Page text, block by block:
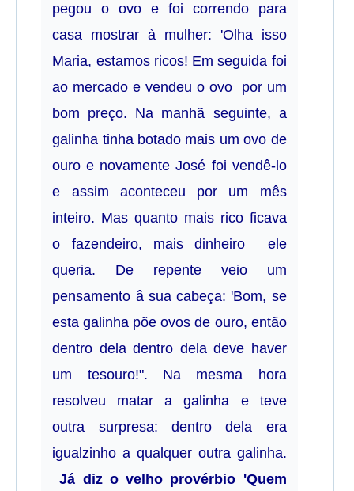
pegou o ovo e foi correndo para
casa mostrar à mulher: 'Olha isso
Maria, estamos ricos! Em seguida foi
ao mercado e vendeu o ovo por um
bom preço. Na manhã seguinte, a
galinha tinha botado mais um ovo de
ouro e novamente José foi vendê-lo
e assim aconteceu por um mês
inteiro. Mas quanto mais rico ficava
o fazendeiro, mais dinheiro ele
queria. De repente veio um
pensamento â sua cabeça: 'Bom, se
esta galinha põe ovos de ouro, então
dentro dela dentro dela deve haver
um tesouro!". Na mesma hora
resolveu matar a galinha e teve
outra surpresa: dentro dela era
igualzinho a qualquer outra galinha.
Já diz o velho provérbio 'Quem